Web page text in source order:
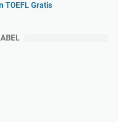
TOEFL Gratis